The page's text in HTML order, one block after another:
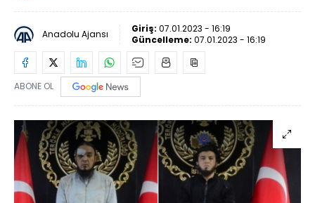
Anadolu Ajansı Giriş: 07.01.2023 - 16:19
Güncelleme: 07.01.2023 - 16:19
ABONE OL